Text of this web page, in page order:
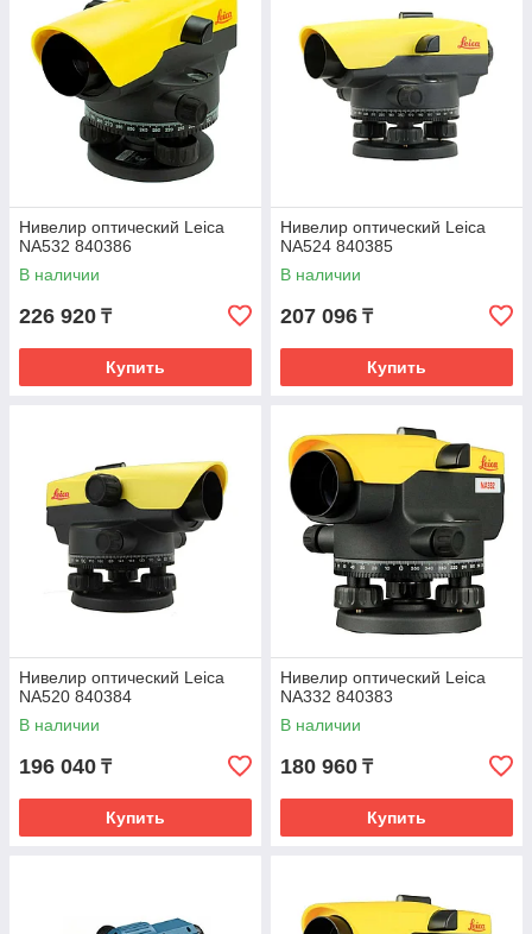
Нивелир оптический Leica
NA532 840386
В наличии
226 920 ₸
Купить
Нивелир оптический Leica
NA524 840385
В наличии
207 096 ₸
Купить
Нивелир оптический Leica
NA520 840384
В наличии
196 040 ₸
Купить
Нивелир оптический Leica
NA332 840383
В наличии
180 960 ₸
Купить